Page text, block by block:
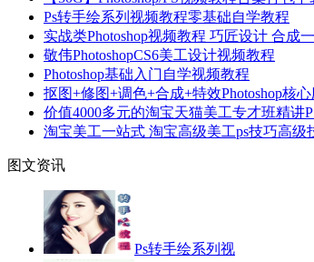
Ps转手绘系列视频教程零基础自学教程
实战类Photoshop视频教程 巧匠设计 合成
敬伟PhotoshopCS6美工设计视频教程
Photoshop基础入门自学视频教程
抠图+修图+调色+合成+特效Photoshop核
价值4000多元的淘宝天猫美工专才班精讲
淘宝美工一站式 淘宝高级美工ps技巧高级
图文资讯
Ps转手绘系列视